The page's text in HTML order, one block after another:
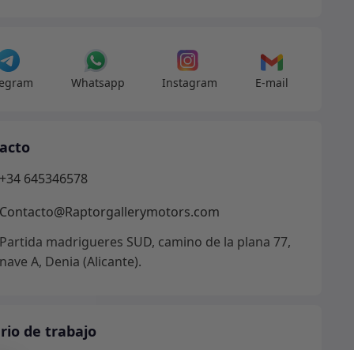
Whatsapp Instagram E-mail
+34 645346578
Contacto@Raptorgallerymotors.com
Partida madrigueres SUD, camino de la plana 77,
nave A, Denia (Alicante).
de trabajo